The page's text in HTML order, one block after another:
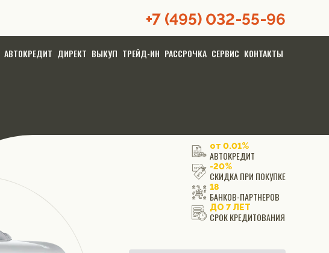
+7 (495) 032-55-96
АВТОКРЕДИТ ДИРЕКТ ВЫКУП ТРЕЙД-ИН РАССРОЧКА СЕРВИС КОНТАКТЫ
от 0.01%
АВТОКРЕДИТ
-20%
СКИДКА ПРИ ПОКУПКЕ
18
БАНКОВ-ПАРТНЕРОВ
ДО 7 ЛЕТ
СРОК КРЕДИТОВАНИЯ